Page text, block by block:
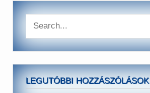
LEGUTÓBBI HOZZÁSZÓLÁSOK